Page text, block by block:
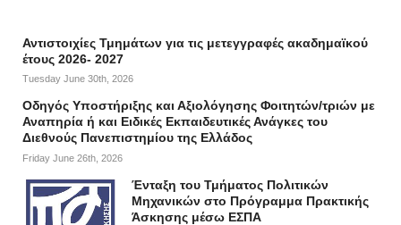
Αντιστοιχίες Τμημάτων για τις μετεγγραφές ακαδημαϊκού
έτους 2026- 2027
Tuesday June 30th, 2026
Οδηγός Υποστήριξης και Αξιολόγησης Φοιτητών/τριών με
Αναπηρία ή και Ειδικές Εκπαιδευτικές Ανάγκες του
Διεθνούς Πανεπιστημίου της Ελλάδος
Friday June 26th, 2026
Ένταξη του Τμήματος Πολιτικών
Μηχανικών στο Πρόγραμμα Πρακτικής
Άσκησης μέσω ΕΣΠΑ